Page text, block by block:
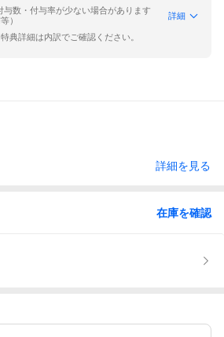
与数・付与率が少ない場合があります
）
詳細
典詳細は内訳でご確認ください。
詳細を見る
在庫を確認